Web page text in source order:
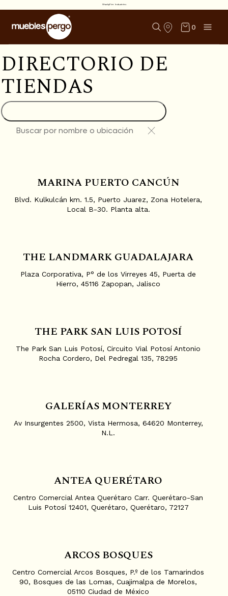
SharkyFire Industries
0
DIRECTORIO DE
TIENDAS
MARINA PUERTO CANCÚN
Blvd. Kulkulcán km. 1.5, Puerto Juarez, Zona Hotelera,
Local B-30. Planta alta.
THE LANDMARK GUADALAJARA
Plaza Corporativa, P° de los Virreyes 45, Puerta de
Hierro, 45116 Zapopan, Jalisco
THE PARK SAN LUIS POTOSÍ
The Park San Luis Potosí, Circuito Vial Potosí Antonio
Rocha Cordero, Del Pedregal 135, 78295
GALERÍAS MONTERREY
Av Insurgentes 2500, Vista Hermosa, 64620 Monterrey,
N.L.
ANTEA QUERÉTARO
Centro Comercial Antea Querétaro Carr. Querétaro-San
Luis Potosí 12401, Querétaro, Querétaro, 72127
ARCOS BOSQUES
Centro Comercial Arcos Bosques, P.º de los Tamarindos
90, Bosques de las Lomas, Cuajimalpa de Morelos,
05110 Ciudad de México